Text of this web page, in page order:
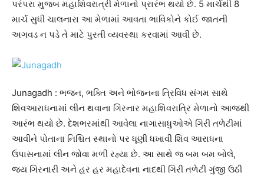
પરંપરા મુજબ મહાશિવરાત્રી મેળાનો પ્રારંભ થયો છે. 5 માર્ચથી 8
માર્ચ સુધી ચાલનારા આ મેળામાં આવતા ભાવિકોને કોઈ જાતની
અગવડ ન પડે તે માટે પુરતી વ્યવસ્થા કરવામાં આવી છે.
Junagadh : ભજન, ભક્તિ અને ભોજનના ત્રિવિધ સંગમ સાથે
શિવઆરાધનામાં લીન થવાના ગિરનાર મહાશિવરાત્રિ મેળાનો આજથી
આરંભ થયો છે. દેશભરમાંથી આવેલા નાગાસાધુઓએ ગિરી તળેટીમાં
આવીને પોતાના નિશ્ચિત સ્થાનો પર ધૂણી ધખાવી શિવ આરાધના
ઉપાસનામાં લીન જોવા મળી રહ્યા છે. આ સાથે જ બમ બમ બોલે,
જય ગિરનારી અને હર હર મહાદેવના નાદથી ગિરી તળેટી ગુંજી ઉઠી